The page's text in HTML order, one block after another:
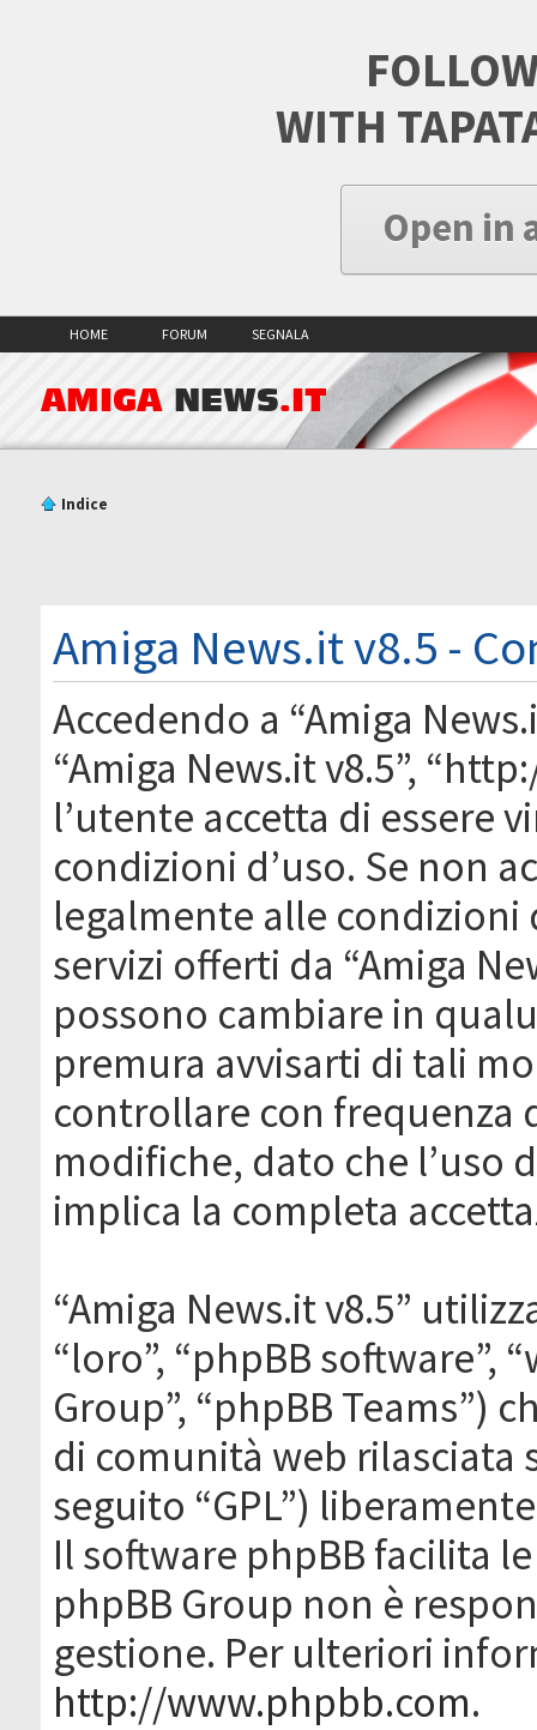
WITH
Open in
HOME FORUM SEGNALA
AMIGA NEWS.IT
Indice
Amiga News.it v8.5 -
Accedendo a “Amiga
“Amiga News.it v8.5”,
l’utente accetta di essere
condizioni d’uso. Se non
legalmente alle condizioni
servizi offerti da “Amiga
possono cambiare in
premura avvisarti di tali
controllare con frequenza
modifiche, dato che l’uso
implica la completa
“Amiga News.it v8.5”
“loro”, “phpBB software”,
Group”, “phpBB Teams”)
di comunità web rilasciata
seguito “GPL”)
Il software phpBB facilita
phpBB Group non è
gestione. Per ulteriori
http://www.phpbb.com.